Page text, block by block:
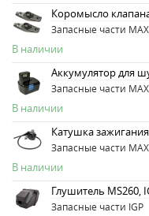
Коромысло
Запасные части MAX
В наличии
Аккумулятор для
Запасные части MAX
В наличии
Катушка
Запасные части MAX
В наличии
Глушитель MS260,
Запасные части IGP